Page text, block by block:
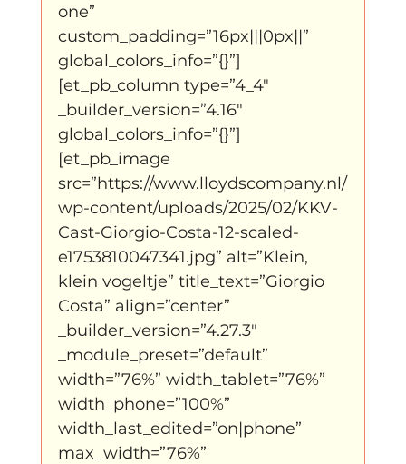
one”
custom_padding=”16px|||0px||”
global_colors_info=”{}”]
[et_pb_column type=”4_4″
_builder_version=”4.16″
global_colors_info=”{}”]
[et_pb_image
src=”https://www.lloydscompany.nl/
wp-content/uploads/2025/02/KKV-
Cast-Giorgio-Costa-12-scaled-
e1753810047341.jpg” alt=”Klein,
klein vogeltje” title_text=”Giorgio
Costa” align=”center”
_builder_version=”4.27.3″
_module_preset=”default”
width=”76%” width_tablet=”76%”
width_phone=”100%”
width_last_edited=”on|phone”
max_width=”76%”